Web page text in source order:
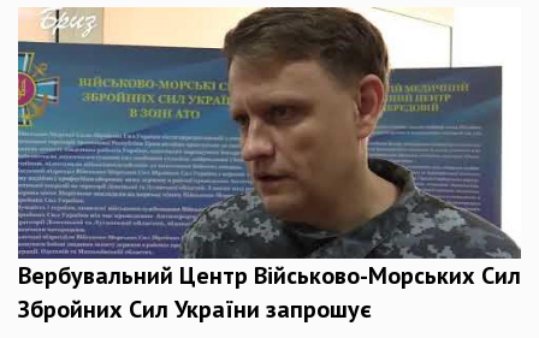
Вербувальний Центр Військово-Морських Сил
Збройних Сил України запрошує